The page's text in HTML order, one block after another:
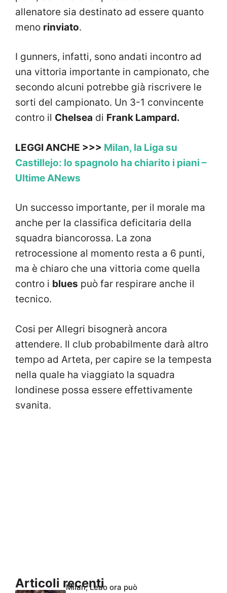
allenatore sia destinato ad essere quanto
meno rinviato.
I gunners, infatti, sono andati incontro ad
una vittoria importante in campionato, che
secondo alcuni potrebbe già riscrivere le
sorti del campionato. Un 3-1 convincente
contro il Chelsea di Frank Lampard.
LEGGI ANCHE >>> Milan, la Liga su
Castillejo: lo spagnolo ha chiarito i piani –
Ultime ANews
Un successo importante, per il morale ma
anche per la classifica deficitaria della
squadra biancorossa. La zona
retrocessione al momento resta a 6 punti,
ma è chiaro che una vittoria come quella
contro i blues può far respirare anche il
tecnico.
Cosi per Allegri bisognerà ancora
attendere. Il club probabilmente darà altro
tempo ad Arteta, per capire se la tempesta
nella quale ha viaggiato la squadra
londinese possa essere effettivamente
svanita.
Articoli recenti
Milan, Leao ora può